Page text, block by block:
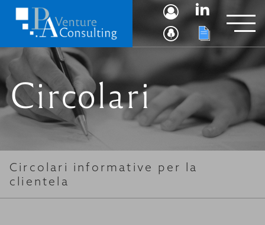
Circolari
Circolari informative per la
clientela